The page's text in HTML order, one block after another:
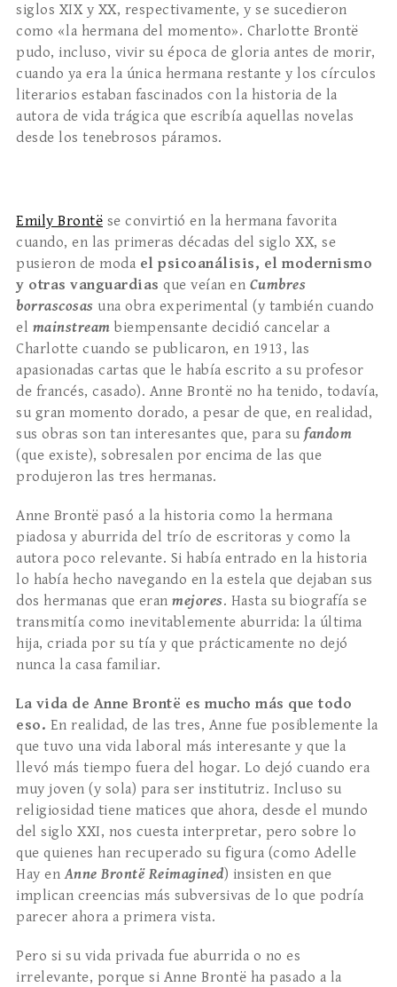
siglos XIX y XX, respectivamente, y se sucedieron
como «la hermana del momento». Charlotte Brontë
pudo, incluso, vivir su época de gloria antes de morir,
cuando ya era la única hermana restante y los círculos
literarios estaban fascinados con la historia de la
autora de vida trágica que escribía aquellas novelas
desde los tenebrosos páramos.
Emily Brontë se convirtió en la hermana favorita
cuando, en las primeras décadas del siglo XX, se
pusieron de moda el psicoanálisis, el modernismo
y otras vanguardias que veían en Cumbres
borrascosas una obra experimental (y también cuando
el mainstream biempensante decidió cancelar a
Charlotte cuando se publicaron, en 1913, las
apasionadas cartas que le había escrito a su profesor
de francés, casado). Anne Brontë no ha tenido, todavía,
su gran momento dorado, a pesar de que, en realidad,
sus obras son tan interesantes que, para su fandom
(que existe), sobresalen por encima de las que
produjeron las tres hermanas.
Anne Brontë pasó a la historia como la hermana
piadosa y aburrida del trío de escritoras y como la
autora poco relevante. Si había entrado en la historia
lo había hecho navegando en la estela que dejaban sus
dos hermanas que eran mejores. Hasta su biografía se
transmitía como inevitablemente aburrida: la última
hija, criada por su tía y que prácticamente no dejó
nunca la casa familiar.
La vida de Anne Brontë es mucho más que todo
eso. En realidad, de las tres, Anne fue posiblemente la
que tuvo una vida laboral más interesante y que la
llevó más tiempo fuera del hogar. Lo dejó cuando era
muy joven (y sola) para ser institutriz. Incluso su
religiosidad tiene matices que ahora, desde el mundo
del siglo XXI, nos cuesta interpretar, pero sobre lo
que quienes han recuperado su figura (como Adelle
Hay enAnne Brontë Reimagined) insisten en que
implican creencias más subversivas de lo que podría
parecer ahora a primera vista.
Pero si su vida privada fue aburrida o no es
irrelevante, porque si Anne Brontë ha pasado a la